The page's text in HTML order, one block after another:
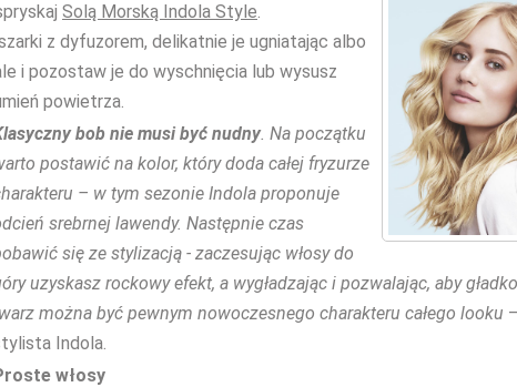
Solą Morską Indola Style.
z dyfuzorem, delikatnie je ugniatając albo
i pozostaw je do wyschnięcia lub wysusz
powietrza.
yczny bob nie musi być nudny. Na początku
postawić na kolor, który doda całej fryzurze
– w tym sezonie Indola proponuje
srebrnej lawendy. Następnie czas
się ze stylizacją - zaczesując włosy do
uzyskasz rockowy efekt, a wygładzając i pozwalając, aby
można być pewnym nowoczesnego charakteru całego looku
Indola.
włosy